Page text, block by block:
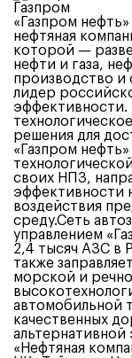
Газпром
«Газпром
нефтяная
которой —
нефти и газа,
производство и
лидер
эффективности.
решения для
«Газпром
своих НПЗ,
эффективности
воздействия
среду.Сеть
управлением
2,4 тысяч АЗС в
также
морской и
автомобильной
качественных
альтернативной
«Нефтяная